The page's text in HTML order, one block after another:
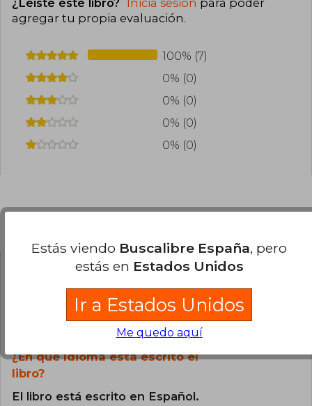
¿Leíste este libro? Inicia sesión para poder
agregar tu propia evaluación.
100% (7)
0% (0)
0% (0)
0% (0)
0% (0)
Todos los libros de nuestro
catálogo son Originales.
¿En qué Idioma está escrito el
libro?
El libro está escrito en Español.
Estás viendo Buscalibre España, pero
estás en Estados Unidos
Ir a Estados Unidos
Me quedo aquí